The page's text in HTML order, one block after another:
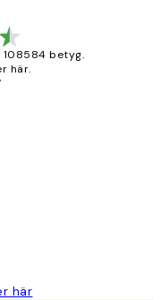
108584 betyg.
här.
här